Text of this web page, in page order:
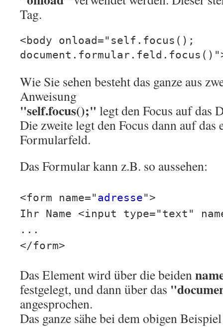
Tag.
<body onload="self.focus();
Wie Sie sehen besteht das ganze aus
Anweisung
"self.focus();" legt den Focus auf das
Die zweite legt den Focus dann auf das
Formularfeld.
Das Formular kann z.B. so aussehen:
<form name="adresse">
Ihr Name <input type="text"
...
</form>
Das Element wird über die beiden
festgelegt, und dann über das
angesprochen.
Das ganze sähe bei dem obigen